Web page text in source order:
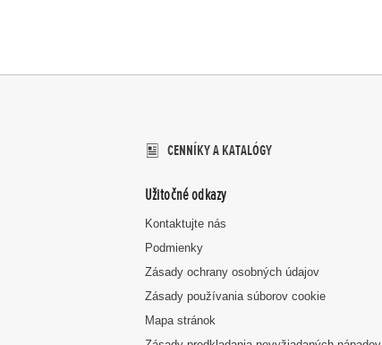
CENNÍKY A KATALÓGY
Užitočné odkazy
Kontaktujte nás
Podmienky
Zásady ochrany osobných údajov
Zásady používania súborov cookie
Mapa stránok